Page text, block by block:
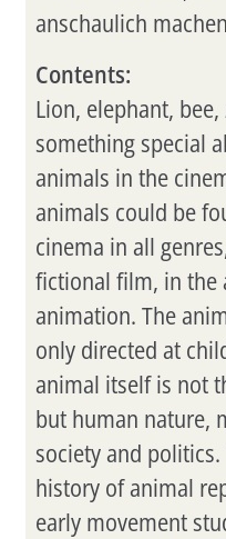
anschaulich
Contents:
Lion, elephant, bee,
something special
animals in the
animals could be
cinema in all
fictional film, in the
animation. The
only directed at
animal itself is not
but human nature,
society and
history of animal
early movement